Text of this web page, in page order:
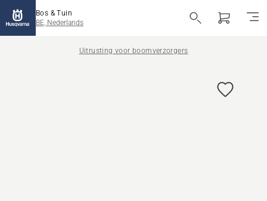
Bos & Tuin
BE, Nederlands
Uitrusting voor boomverzorgers